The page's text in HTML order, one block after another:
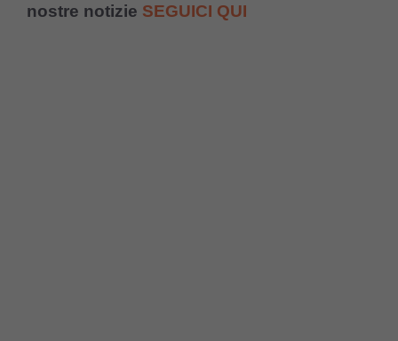
nostre notizie SEGUICI QUI